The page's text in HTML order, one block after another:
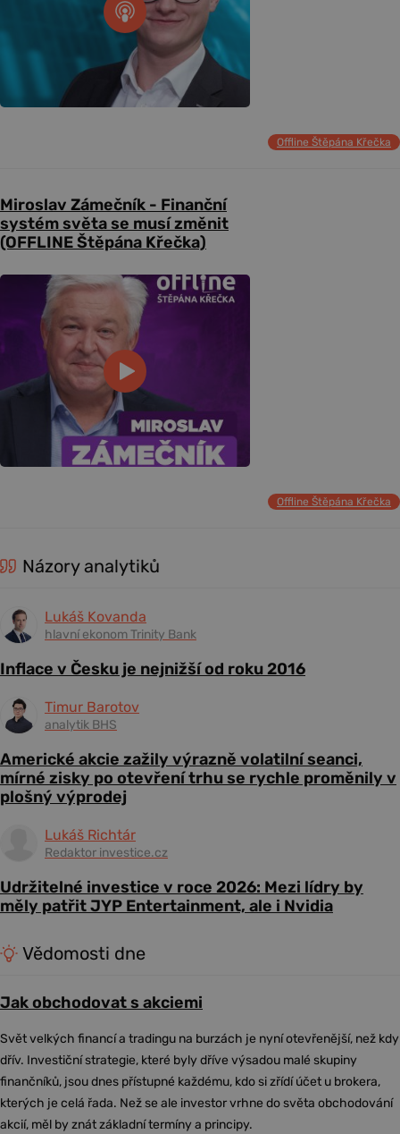
Offline Štěpána Křečka
Miroslav Zámečník - Finanční
systém světa se musí změnit
(OFFLINE Štěpána Křečka)
Offline Štěpána Křečka
Názory analytiků
Lukáš Kovanda
hlavní ekonom Trinity Bank
Inflace v Česku je nejnižší od roku 2016
Timur Barotov
analytik BHS
Americké akcie zažily výrazně volatilní seanci,
mírné zisky po otevření trhu se rychle proměnily v
plošný výprodej
Lukáš Richtár
Redaktor investice.cz
Udržitelné investice v roce 2026: Mezi lídry by
měly patřit JYP Entertainment, ale i Nvidia
Vědomosti dne
Jak obchodovat s akciemi
Svět velkých financí a tradingu na burzách je nyní otevřenější, než kdy
dřív. Investiční strategie, které byly dříve výsadou malé skupiny
finančníků, jsou dnes přístupné každému, kdo si zřídí účet u brokera,
kterých je celá řada. Než se ale investor vrhne do světa obchodování
akcií, měl by znát základní termíny a principy.